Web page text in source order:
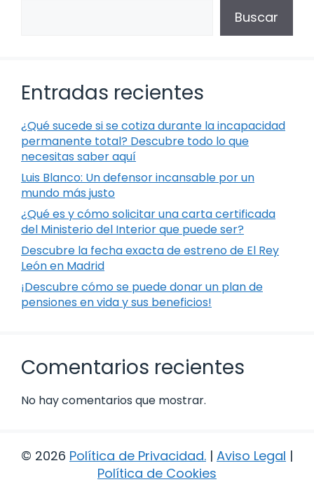
Buscar
Entradas recientes
¿Qué sucede si se cotiza durante la incapacidad
permanente total? Descubre todo lo que
necesitas saber aquí
Luis Blanco: Un defensor incansable por un
mundo más justo
¿Qué es y cómo solicitar una carta certificada
del Ministerio del Interior que puede ser?
Descubre la fecha exacta de estreno de El Rey
León en Madrid
¡Descubre cómo se puede donar un plan de
pensiones en vida y sus beneficios!
Comentarios recientes
No hay comentarios que mostrar.
© 2026 Política de Privacidad. | Aviso Legal |
Política de Cookies